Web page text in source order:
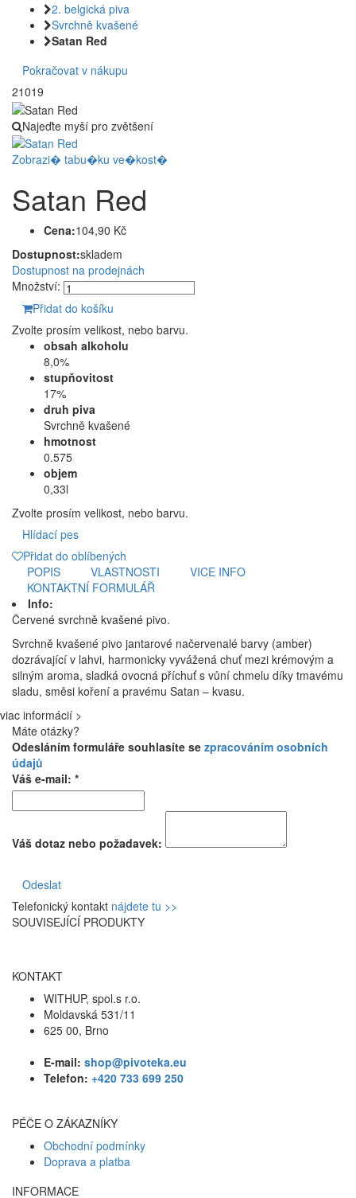
2. belgická piva
Svrchně kvašené
Satan Red
Pokračovat v nákupu
21019
Najeďte myší pro zvětšení
Zobrazi� tabu�ku ve�kost�
Satan Red
Cena:104,90 Kč
Dostupnost:skladem
Dostupnost na prodejnách
Množství:
Přidat do košíku
Zvolte prosím velikost, nebo barvu.
obsah alkoholu
8,0%
stupňovitost
17%
druh piva
Svrchně kvašené
hmotnost
0.575
objem
0,33l
Zvolte prosím velikost, nebo barvu.
Hlídací pes
Přidat do oblíbených
POPIS
VLASTNOSTI
VICE INFO
KONTAKTNÍ FORMULÁŘ
Info:
Červené svrchně kvašené pivo.
Svrchně kvašené pivo jantarové načervenalé barvy (amber)
dozrávající v lahvi, harmonicky vyvážená chuť mezi krémovým a
silným aroma, sladká ovocná příchuť s vůní chmelu díky tmavému
sladu, směsi koření a pravému Satan – kvasu.
viac informácií >
Máte otázky?
Odesláním formuláře souhlasíte se zpracováním osobních
údajů
Váš e-mail: *
Váš dotaz nebo požadavek:
Odeslat
Telefonický kontakt nájdete tu >>
SOUVISEJÍCÍ PRODUKTY
KONTAKT
WITHUP, spol.s r.o.
Moldavská 531/11
625 00, Brno
E-mail: shop@pivoteka.eu
Telefon: +420 733 699 250
PÉČE O ZÁKAZNÍKY
Obchodní podmínky
Doprava a platba
INFORMACE